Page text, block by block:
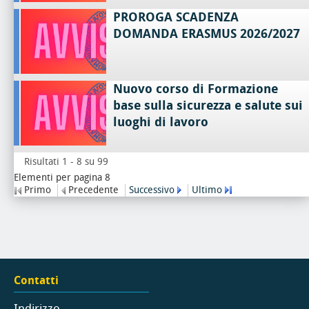
PROROGA SCADENZA
DOMANDA ERASMUS 2026/2027
Nuovo corso di Formazione
base sulla sicurezza e salute sui
luoghi di lavoro
Risultati 1 - 8 su 99
Elementi per pagina 8
Primo
Precedente Successivo Ultimo
Contatti